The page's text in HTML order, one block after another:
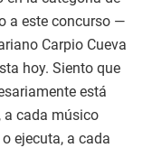
a este concurso —
Carpio Cueva
hoy. Siento que
está
a cada músico
ejecuta, a cada